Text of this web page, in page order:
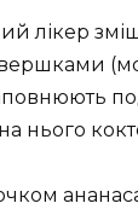
лікер
нього